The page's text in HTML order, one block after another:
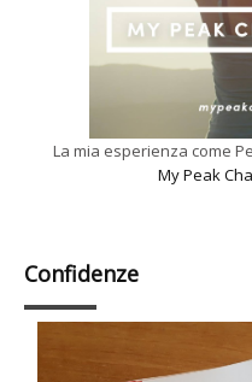
La mia esperienza come
My Peak
Confidenze